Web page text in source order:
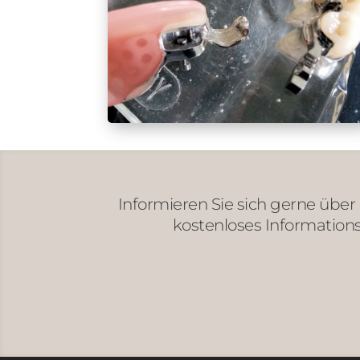
Informieren Sie sich gerne
kostenloses